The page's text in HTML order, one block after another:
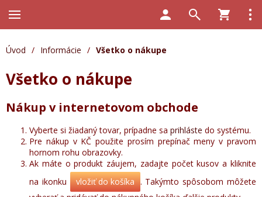
Úvod / Informácie / Všetko o nákupe
Všetko o nákupe
Nákup v internetovom obchode
Vyberte si žiadaný tovar, prípadne sa prihláste do systému.
Pre nákup v KČ použite prosím prepínač meny v pravom
hornom rohu obrazovky.
Ak máte o produkt záujem, zadajte počet kusov a kliknite
na ikonku
vložiť do košíka . Takýmto spôsobom môžete